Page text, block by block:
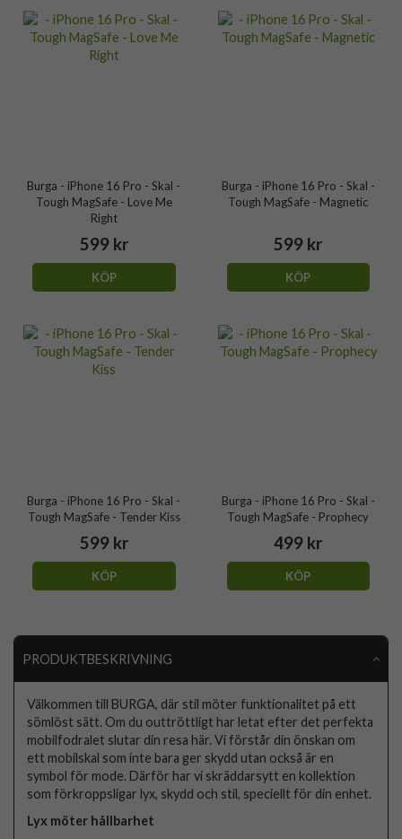
Burga - iPhone 16 Pro - Skal -
Tough MagSafe - Love Me
Right
599 kr
KÖP
Burga - iPhone 16 Pro - Skal -
Tough MagSafe - Magnetic
599 kr
KÖP
Burga - iPhone 16 Pro - Skal -
Tough MagSafe - Tender Kiss
599 kr
KÖP
Burga - iPhone 16 Pro - Skal -
Tough MagSafe - Prophecy
499 kr
KÖP
PRODUKTBESKRIVNING
Välkommen till BURGA, där stil möter funktionalitet på ett
sömlöst sätt. Om du outtröttligt har letat efter det perfekta
mobilfodralet slutar din resa här. Vi förstår din önskan om
ett mobilskal som inte bara ger skydd utan också är en
symbol för mode. Därför har vi skräddarsytt en kollektion
som förkroppsligar lyx, skydd och stil, speciellt för din enhet.
Lyx möter hållbarhet